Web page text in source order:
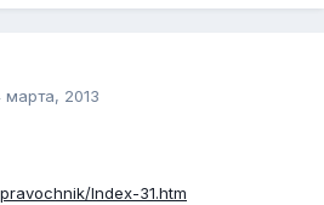
марта, 2013
Index-31.htm